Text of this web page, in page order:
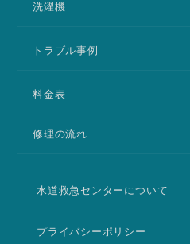
洗濯機
トラブル事例
料金表
修理の流れ
水道救急センターについて
プライバシーポリシー